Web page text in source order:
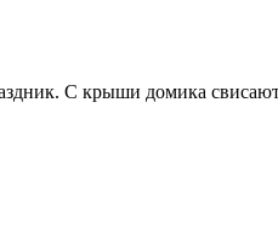
С крыши домика